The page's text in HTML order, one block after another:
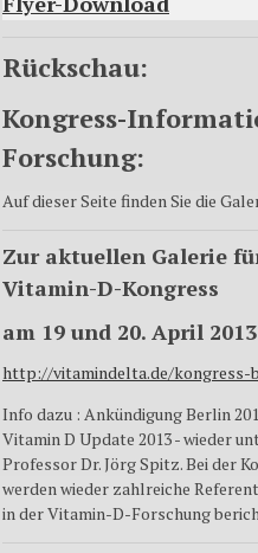
Rückschau:
Kongress-
Forschung:
Auf dieser Seite finden Sie die
Zur aktuellen Galerie
Vitamin-D-Kongress
am 19 und 20. April
http://vitamindelta.de/kongress-
Info dazu : Ankündigung Berlin
Vitamin D Update 2013 -wieder
Professor Dr. Jörg Spitz.Bei der
werden wieder zahlreiche
in der Vitamin-D-Forschung